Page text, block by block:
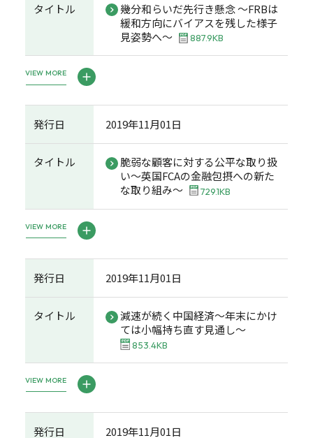
タイトル
幾分和らいだ先行き懸念 ～FRBは
緩和方向にバイアスを残した様子
見姿勢へ～
887.9KB
VIEW MORE
発行日 2019年11月01日
タイトル
脆弱な顧客に対する公平な取り扱
い～英国FCAの金融包摂への新た
な取り組み～
729.1KB
VIEW MORE
発行日 2019年11月01日
タイトル
減速が続く中国経済～年末にかけ
ては小幅持ち直す見通し～
853.4KB
VIEW MORE
発行日 2019年11月01日